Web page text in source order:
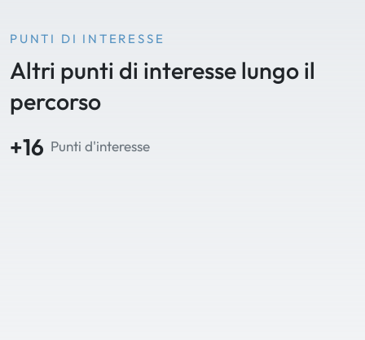
PUNTI DI INTERESSE
Altri punti di interesse lungo il
percorso
+16 Punti d'interesse